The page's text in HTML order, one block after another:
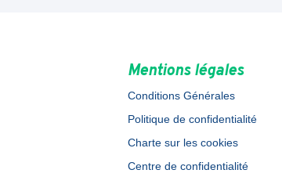
Mentions légales
Conditions Générales
Politique de confidentialité
Charte sur les cookies
Centre de confidentialité